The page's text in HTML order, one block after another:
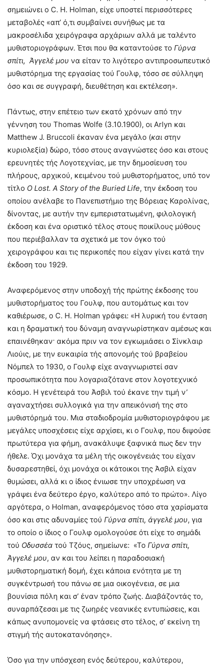
σημειώνει ο C. H. Holman, είχε υποστεί περισσότερες
μεταβολές «απ’ ό,τι συμβαίνει συνήθως με τα
μακροσέλιδα χειρόγραφα αρχάριων αλλά με ταλέντο
μυθιστοριογράφων. Έτσι που θα καταντούσε το Γύρνα
σπίτι, Άγγελέ μου να είταν το λιγότερο αντιπροσωπευτικό
μυθιστόρημα της εργασίας τού Γουλφ, τόσο σε σύλληψη
όσο και σε συγγραφή, διευθέτηση και εκτέλεση».
Πάντως, στην επέτειο των εκατό χρόνων από την
γέννηση του Thomas Wolfe (3.10.1900), οι Arlyn και
Matthew J. Bruccoli έκαναν ένα μεγάλο (και στην
κυριολεξία) δώρο, τόσο στους αναγνώστες όσο και στους
ερευνητές τής Λογοτεχνίας, με την δημοσίευση του
πλήρους, αρχικού, κειμένου τού μυθιστορήματος, υπό τον
τίτλο O Lost. A Storyof the Buried Life, την έκδοση του
οποίου ανέλαβε το Πανεπιστήμιο της Βόρειας Καρολίνας,
δίνοντας, με αυτήν την εμπεριστατωμένη, φιλολογική
έκδοση και ένα οριστικό τέλος στους ποικίλους μύθους
που περιέβαλλαν τα σχετικά με τον όγκο τού
χειρογράφου και τις περικοπές που είχαν γίνει κατά την
έκδοση του 1929.
Αναφερόμενος στην υποδοχή τής πρώτης έκδοσης του
μυθιστορήματος του Γουλφ, που αυτομάτως και τον
καθιέρωσε, ο C. H. Holman γράφει: «Η λυρική του ένταση
και η δραματική του δύναμη αναγνωρίστηκαν αμέσως και
επαινέθηκαν· ακόμα πριν να τον εγκωμιάσει ο Σίνκλαιρ
Λιούις, με την ευκαιρία τής απονομής τού βραβείου
Νόμπελ το 1930, ο Γουλφ είχε αναγνωριστεί σαν
προσωπικότητα που λογαριαζότανε στον λογοτεχνικό
κόσμο. Η γενέτειρά του Άσβιλ τού έκανε την τιμή ν’
αγαναχτήσει συλλογικά για την απεικόνισή της στο
μυθιστόρημά του. Μια σταδιοδρομία μυθιστοριογράφου με
μεγάλες υποσχέσεις είχε αρχίσει, κι ο Γουλφ, που διψούσε
πρωτύτερα για φήμη, ανακάλυψε ξαφνικά πως δεν την
ήθελε. Όχι μονάχα τα μέλη τής οικογένειάς του είχαν
δυσαρεστηθεί, όχι μονάχα οι κάτοικοι της Άσβιλ είχαν
θυμώσει, αλλά κι ο ίδιος ένιωσε την υποχρέωση να
γράψει ένα δεύτερο έργο, καλύτερο από το πρώτο». Λίγο
αργότερα, ο Holman, αναφερόμενος τόσο στα χαρίσματα
όσο και στις αδυναμίες τού Γύρνα σπίτι, άγγελέ μου, για
το οποίο ο ίδιος ο Γουλφ ομολογούσε ότι είχε το σημάδι
τού Οδυσσέα τού Τζόυς, σημείωνε: «Το Γύρνα σπίτι,
Άγγελέ μου, αν και του λείπει η παραδοσιακή
μυθιστορηματική δομή, έχει κάποια ενότητα με τη
συγκέντρωσή του πάνω σε μια οικογένεια, σε μια
βουνίσια πόλη και σ’ έναν τρόπο ζωής. Διαβάζοντάς το,
συναρπάζεσαι με τις ζωηρές νεανικές εντυπώσεις, και
κάπως ανυπομονείς να φτάσεις στο τέλος, σ’ εκείνη τη
στιγμή τής αυτοκατανόησης».
Όσο για την υπόσχεση ενός δεύτερου, καλύτερου,